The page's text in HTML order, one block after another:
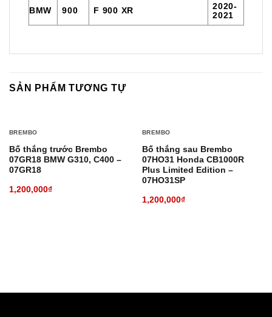
BMW 900 F 900 XR
2020-
2021
SẢN PHẨM TƯƠNG TỰ
BREMBO
Bố thắng trước Brembo
07GR18 BMW G310, C400 –
07GR18
1,200,000₫
BREMBO
Bố thắng sau Brembo
07HO31 Honda CB1000R
Plus Limited Edition –
07HO31SP
1,200,000₫